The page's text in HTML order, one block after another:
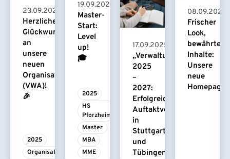
23.09.2025
Herzlichen
Glückwunsch
an
unsere
neuen
Organisationsassistentinnen
(VWA)!
🎉
2025
Organisationsassistenz
19.09.2025
Master-
Start:
Level
up!
🎓
2025
HS
Pforzheim
Master
MBA
MME
17.09.2025
„Verwaltungsfachwirt/in“
2025
–
2027:
Erfolgreiche
Auftaktveranstaltungen
in
Stuttgart
und
Tübingen
08.09.2025
Frischer
Look,
bewährte
Inhalte:
Unsere
neue
Homepage